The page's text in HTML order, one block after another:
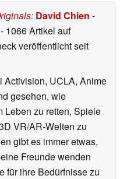
: David Chien -
- 1066 Artikel auf
veröffentlichtseit
Activision, UCLA, Anime
gesehen, wie
Leben zu retten, Spiele
VR/AR-Welten zu
gibt es immer etwas,
Freunde wenden
für ihre Bedürfnisse zu